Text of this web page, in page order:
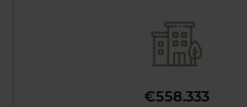
€558.333